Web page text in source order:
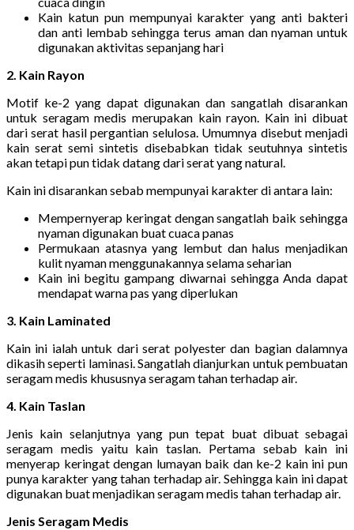
Kain katun pun mempunyai karakter yang anti bakteri
dan anti lembab sehingga terus aman dan nyaman untuk
digunakan aktivitas sepanjang hari
2. Kain Rayon
Motif ke-2 yang dapat digunakan dan sangatlah disarankan
untuk seragam medis merupakan kain rayon. Kain ini dibuat
dari serat hasil pergantian selulosa. Umumnya disebut menjadi
kain serat semi sintetis disebabkan tidak seutuhnya sintetis
akan tetapi pun tidak datang dari serat yang natural.
Kain ini disarankan sebab mempunyai karakter di antara lain:
Mempernyerap keringat dengan sangatlah baik sehingga
nyaman digunakan buat cuaca panas
Permukaan atasnya yang lembut dan halus menjadikan
kulit nyaman menggunakannya selama seharian
Kain ini begitu gampang diwarnai sehingga Anda dapat
mendapat warna pas yang diperlukan
3. Kain Laminated
Kain ini ialah untuk dari serat polyester dan bagian dalamnya
dikasih seperti laminasi. Sangatlah dianjurkan untuk pembuatan
seragam medis khususnya seragam tahan terhadap air.
4. Kain Taslan
Jenis kain selanjutnya yang pun tepat buat dibuat sebagai
seragam medis yaitu kain taslan. Pertama sebab kain ini
menyerap keringat dengan lumayan baik dan ke-2 kain ini pun
punya karakter yang tahan terhadap air. Sehingga kain ini dapat
digunakan buat menjadikan seragam medis tahan terhadap air.
Jenis Seragam Medis